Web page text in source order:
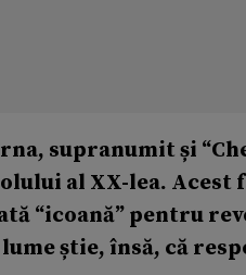
supranumit și
al XX-lea. Acest
“icoană” pentru
știe, însă, că